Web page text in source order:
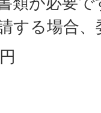
する場合、